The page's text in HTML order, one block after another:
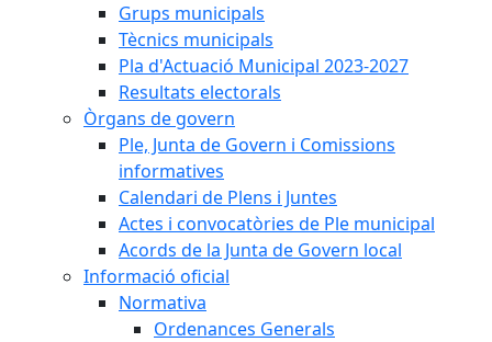
Grups municipals
Tècnics municipals
Pla d'Actuació Municipal 2023-2027
Resultats electorals
Òrgans de govern
Ple, Junta de Govern i Comissions
informatives
Calendari de Plens i Juntes
Actes i convocatòries de Ple municipal
Acords de la Junta de Govern local
Informació oficial
Normativa
Ordenances Generals